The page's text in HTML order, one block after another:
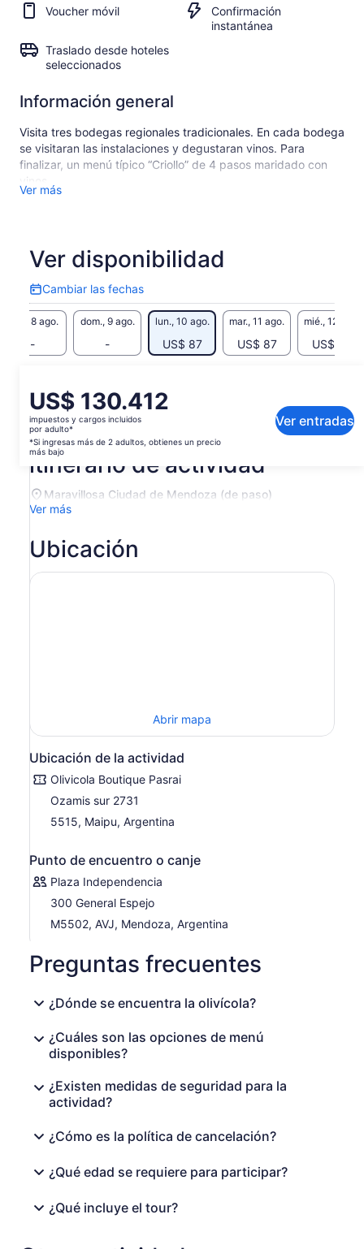
Voucher móvil
Confirmación
instantánea
Traslado desde hoteles
seleccionados
Información general
Visita tres bodegas regionales tradicionales. En cada bodega
se visitaran las instalaciones y degustaran vinos. Para
finalizar, un menú típico “Criollo” de 4 pasos maridado con
vinos.
Opciones veganas, vegetarianas y celíacas (avisar con 48
Ver más
Ver disponibilidad
Cambiar las fechas
Cambiar
las
fechas
sáb., 8 ago.
-
dom., 9 ago.
-
lun., 10 ago.
US$ 87
mar., 11 ago.
US$ 87
mié., 12 ago.
US$ 87
El
precio
es
de
US$ 130.412.
por
adulto*
*Si
más
de
2 adultos,
US$ 130.412
impuestos y cargos incluidos
por adulto*
*Si ingresas más de 2 adultos, obtienes un precio
más bajo
Ver entradas
Ver el texto original (inglés)
Enviar comentarios sobre esta traducciónSe
abrirá
itinerario de actividad
Maravillosa Ciudad de Mendoza (de paso)
Ver más
Ubicación
Abrir mapa
Ubicación de la actividad
Olivicola Boutique Pasrai
Ozamis sur 2731
5515, Maipu, Argentina
Punto de encuentro o canje
Plaza Independencia
300 General Espejo
M5502, AVJ, Mendoza, Argentina
Preguntas frecuentes
¿Dónde se encuentra la olivícola?
¿Cuáles son las opciones de menú
disponibles?
¿Existen medidas de seguridad para la
actividad?
¿Cómo es la política de cancelación?
¿Qué edad se requiere para participar?
¿Qué incluye el tour?